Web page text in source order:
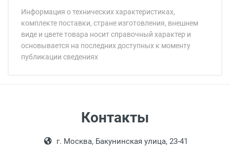
Информация о технических характеристиках,
комплекте поставки, стране изготовления, внешнем
виде и цвете товара носит справочный характер и
основывается на последних доступных к моменту
публикации сведениях
18:00, по субботам с 11:00 до 15:00, в
Контакты
г. Москва, Бакунинская улица, 23-41